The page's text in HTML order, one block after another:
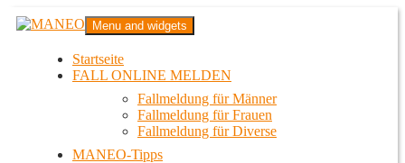
Zum
InhaltMANEO
Das schwule Anti-Gewalt-Projekt in Berlin
Menu and widgets
Startseite
FALL ONLINE MELDEN
Fallmeldung für Männer
Fallmeldung für Frauen
Fallmeldung für Diverse
MANEO-Tipps